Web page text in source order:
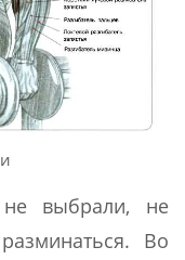
выбрали, не
Во